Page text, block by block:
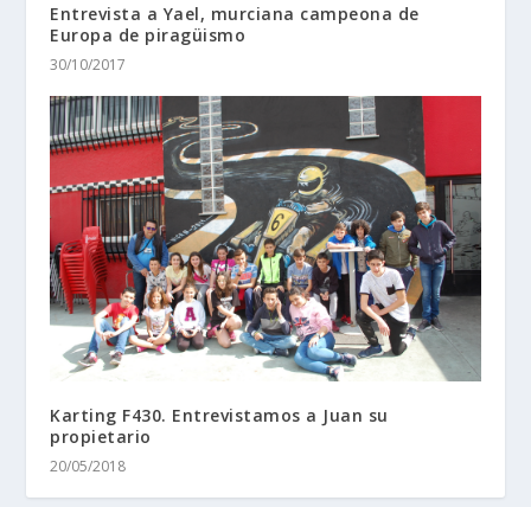
Entrevista a Yael, murciana campeona de
Europa de piragüismo
30/10/2017
Karting F430. Entrevistamos a Juan su
propietario
20/05/2018